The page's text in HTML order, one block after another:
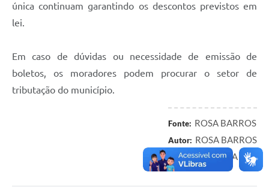
única continuam garantindo os descontos previstos em
lei.
Em caso de dúvidas ou necessidade de emissão de
boletos, os moradores podem procurar o setor de
tributação do município.
Fonte: ROSA BARROS
Autor: ROSA BARROS
Local: IVINHEMA